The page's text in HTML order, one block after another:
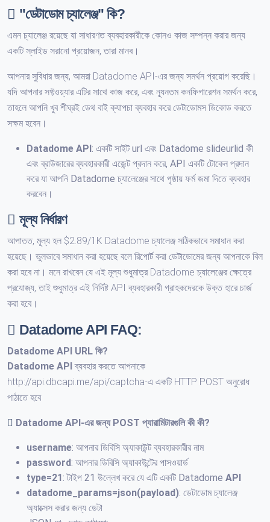
"ডেটাডোম চ্যালেঞ্জ" কি?
এমন চ্যালেঞ্জ রয়েছে যা সাধারণত ব্যবহারকারীকে কোনও কাজ সম্পন্ন করার জন্য
একটি স্লাইড সরানো প্রয়োজন, তারা মানব।
আপনার সুবিধার জন্য, আমরা Datadome API-এর জন্য সমর্থন প্রয়োগ করেছি।
যদি আপনার সফ্টওয়্যার এটির সাথে কাজ করে, এবং ন্যূনতম কনফিগারেশন সমর্থন করে,
তাহলে আপনি খুব শীঘ্রই ডেথ বাই ক্যাপচা ব্যবহার করে ডেটাডোমস ডিকোড করতে
সক্ষম হবেন।
Datadome API: একটি সাইট url এবং Datadome slideurlid কী
এবং ব্রাউজারের ব্যবহারকারী এজেন্ট প্রদান করে, API একটি টোকেন প্রদান
করে যা আপনি Datadome চ্যালেঞ্জের সাথে পৃষ্ঠায় ফর্ম জমা দিতে ব্যবহার
করবেন।
মূল্য নির্ধারণ
আপাতত, মূল্য হল $2.89/1K Datadome চ্যালেঞ্জ সঠিকভাবে সমাধান করা
হয়েছে। ভুলভাবে সমাধান করা হয়েছে বলে রিপোর্ট করা ডেটাডোমের জন্য আপনাকে বিল
করা হবে না। মনে রাখবেন যে এই মূল্য শুধুমাত্র Datadome চ্যালেঞ্জের ক্ষেত্রে
প্রযোজ্য, তাই শুধুমাত্র এই নির্দিষ্ট API ব্যবহারকারী গ্রাহকদেরকে উক্ত হারে চার্জ
করা হবে।
Datadome API FAQ:
Datadome API URL কি?
Datadome APIব্যবহার করতে আপনাকে
http://api.dbcapi.me/api/captcha-এ একটি HTTP POST অনুরোধ
পাঠাতে হবে
Datadome API-এর জন্য POST প্যারামিটারগুলি কী কী?
username: আপনার ডিবিসি অ্যাকাউন্ট ব্যবহারকারীর নাম
password: আপনার ডিবিসি অ্যাকাউন্টের পাসওয়ার্ড
type=21: টাইপ 21 উল্লেখ করে যে এটি একটি Datadome API
datadome_params=json(payload): ডেটাডোম চ্যালেঞ্জ
অ্যাক্সেস করার জন্য ডেটা